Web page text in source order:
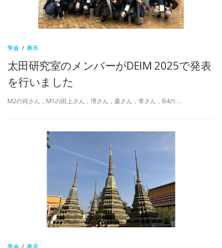
学会 /表示
太田研究室のメンバーがDEIM 2025で発表
を行いました
M2の何さん，M1の田上さん，堺さん，森さん，李さん，B4の …
学会 /表示